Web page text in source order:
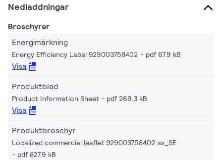
Nedladdningar
Broschyrer
Energimärkning
Energy Efficiency Label 929003758402 pdf 67.9 kB
Visa
Produktblad
Product Information Sheet pdf 269.3 kB
Visa
Produktbroschyr
Localized commercial leaflet 929003758402 sv_SE
pdf 827.9 kB